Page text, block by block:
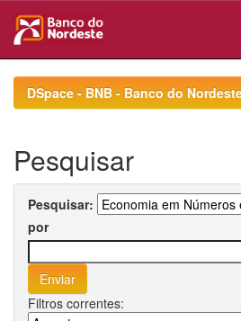
navigationDSpace - BNB - Banco do
Pesquisar
Pesquisar:
por
Filtros correntes: